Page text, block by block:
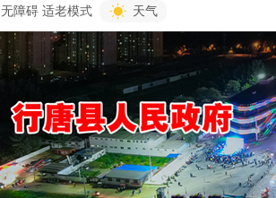
无障碍 适老模式 天气